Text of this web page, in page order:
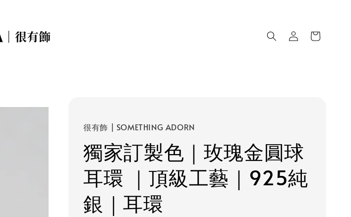
很有飾 | SOMETHING ADORN
獨家訂製色｜玫瑰金圓球
耳環 ｜頂級工藝｜925純
銀｜耳環